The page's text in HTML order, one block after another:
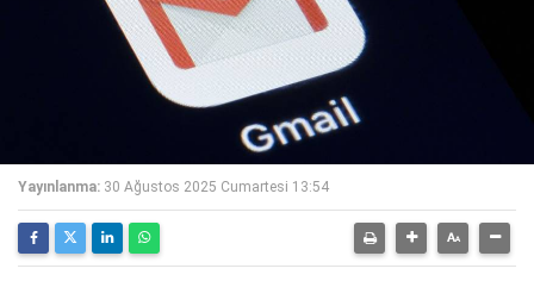
Yayınlanma: 30 Ağustos 2025 Cumartesi 13:54